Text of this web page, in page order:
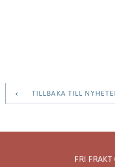
TILLBAKA TILL
FRI